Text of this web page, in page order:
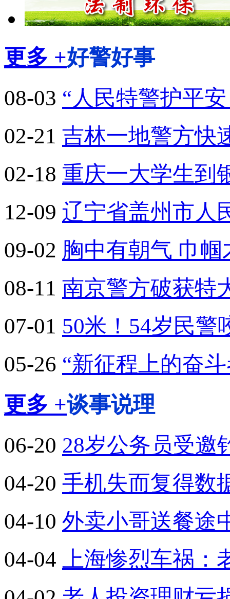
更多 +好警好事
08-03 “人民特警护平
02-21 吉林一地警方快
02-18 重庆一大学生到
12-09 辽宁省盖州市人
09-02 胸中有朝气 巾帼
08-11 南京警方破获特
07-01 50米！54岁民警
05-26 “新征程上的奋
更多 +谈事说理
06-20 28岁公务员受
04-20 手机失而复得数
04-10 外卖小哥送餐途
04-04 上海惨烈车祸：